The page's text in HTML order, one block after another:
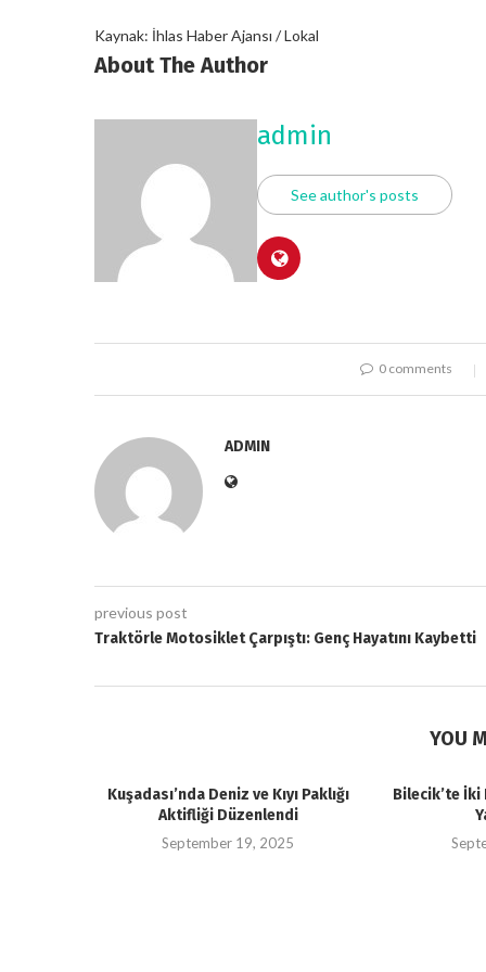
Kaynak: İhlas Haber Ajansı / Lokal
About The Author
admin
See author's posts
0 comments
ADMIN
previous post
Traktörle Motosiklet Çarpıştı: Genç Hayatını Kaybetti
YOU
Kuşadası’nda Deniz ve Kıyı Paklığı
Aktifliği Düzenlendi
September 19, 2025
Bilecik’te İki